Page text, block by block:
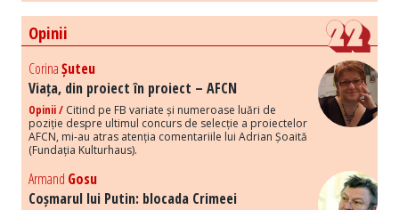
Opinii
CorinaȘuteu
Viața, din proiect în proiect – AFCN
Opinii / Citind pe FB variate și numeroase luări de
poziție despre ultimul concurs de selecție a proiectelor
AFCN, mi-au atras atenția comentariile lui Adrian Șoaită
(Fundația Kulturhaus).
Armand Gosu
Coșmarul lui Putin: blocada Crimeei